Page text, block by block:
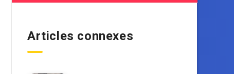
Articles connexes